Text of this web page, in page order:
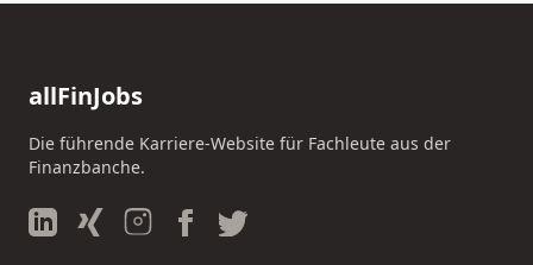
allFinJobs
Die führende Karriere-Website für Fachleute aus der
Finanzbanche.